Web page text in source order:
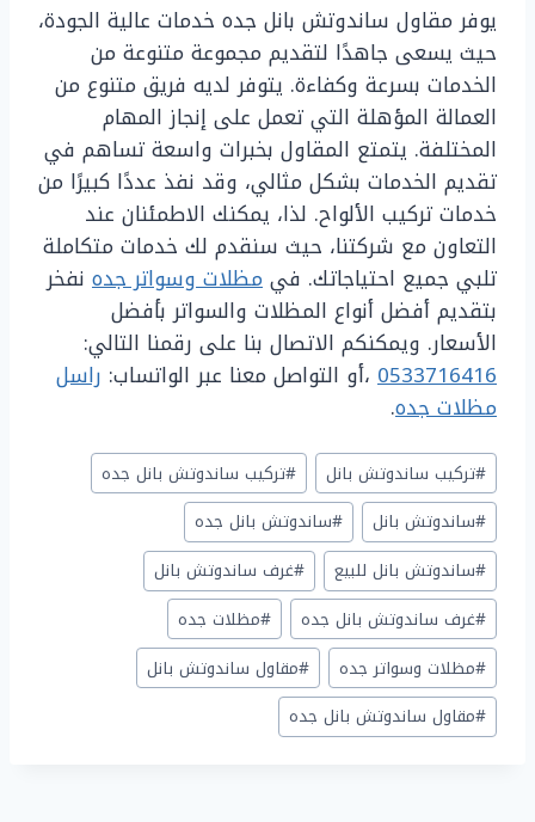
يوفر مقاول ساندوتش بانل جده خدمات عالية الجودة،
حيث يسعى جاهدًا لتقديم مجموعة متنوعة من
الخدمات بسرعة وكفاءة. يتوفر لديه فريق متنوع من
العمالة المؤهلة التي تعمل على إنجاز المهام
المختلفة. يتمتع المقاول بخبرات واسعة تساهم في
تقديم الخدمات بشكل مثالي، وقد نفذ عددًا كبيرًا من
خدمات تركيب الألواح. لذا، يمكنك الاطمئنان عند
التعاون مع شركتنا، حيث سنقدم لك خدمات متكاملة
تلبي جميع احتياجاتك. فيمظلات وسواتر جده نفخر
بتقديم أفضل أنواع المظلات والسواتر بأفضل
الأسعار. ويمكنكم الاتصال بنا على رقمنا التالي:
0533716416 ،أو التواصل معنا عبر الواتساب: راسل
مظلات جده.
وسوم
المقال:
#تركيب ساندوتش بانل #تركيب ساندوتش بانل جده
#ساندوتش بانل #ساندوتش بانل جده
#ساندوتش بانل للبيع #غرف ساندوتش بانل
#غرف ساندوتش بانل جده #مظلات جده
#مظلات وسواتر جده #مقاول ساندوتش بانل
#مقاول ساندوتش بانل جده